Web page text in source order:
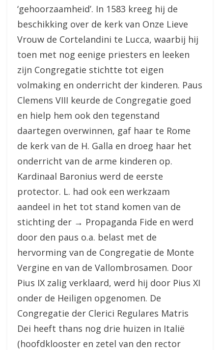
‘gehoorzaamheid’. In 1583 kreeg hij de
beschikking over de kerk van Onze Lieve
Vrouw de Cortelandini te Lucca, waarbij hij
toen met nog eenige priesters en leeken
zijn Congregatie stichtte tot eigen
volmaking en onderricht der kinderen. Paus
Clemens VIII keurde de Congregatie goed
en hielp hem ook den tegenstand
daartegen overwinnen, gaf haar te Rome
de kerk van de H. Galla en droeg haar het
onderricht van de arme kinderen op.
Kardinaal Baronius werd de eerste
protector. L. had ook een werkzaam
aandeel in het tot stand komen van de
stichting der → Propaganda Fide en werd
door den paus o.a. belast met de
hervorming van de Congregatie de Monte
Vergine en van de Vallombrosamen. Door
Pius IX zalig verklaard, werd hij door Pius XI
onder de Heiligen opgenomen. De
Congregatie der Clerici Regulares Matris
Dei heeft thans nog drie huizen in Italië
(hoofdklooster en zetel van den rector